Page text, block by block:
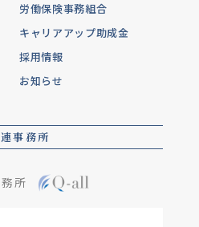
労働保険事務組合
キャリアアップ助成金
採用情報
お知らせ
事務所
所